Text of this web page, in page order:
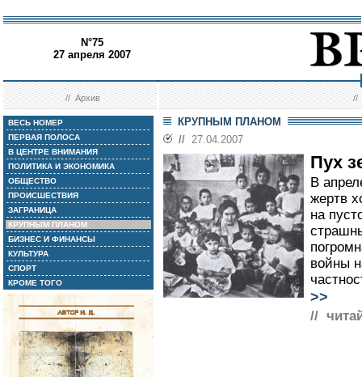
N°75
27 апреля 2007
//Архив //
ВЕСЬ НОМЕР
ПЕРВАЯ ПОЛОСА
В ЦЕНТРЕ ВНИМАНИЯ
ПОЛИТИКА И ЭКОНОМИКА
ОБЩЕСТВО
ПРОИСШЕСТВИЯ
ЗАГРАНИЦА
КРУПНЫМ ПЛАНОМ
БИЗНЕС И ФИНАНСЫ
КУЛЬТУРА
СПОРТ
КРОМЕ ТОГО
КРУПНЫМ ПЛАНОМ
// 27.04.2007
Пух
В
жертв
на
войны
>>
//